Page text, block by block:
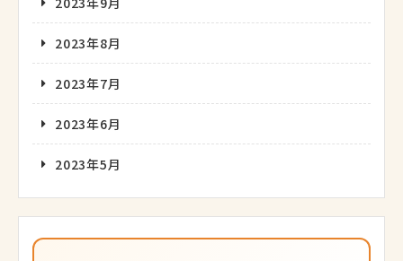
2023年8月
2023年7月
2023年6月
2023年5月